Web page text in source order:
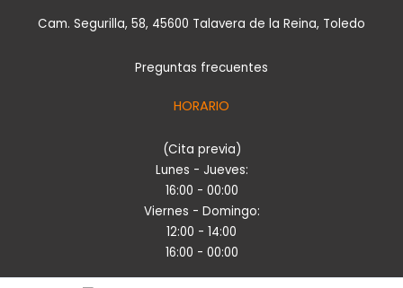
Cam. Segurilla, 58, 45600 Talavera de la Reina, Toledo
Preguntas frecuentes
HORARIO
(Cita previa)
Lunes - Jueves:
16:00 - 00:00
Viernes - Domingo:
12:00 - 14:00
16:00 - 00:00